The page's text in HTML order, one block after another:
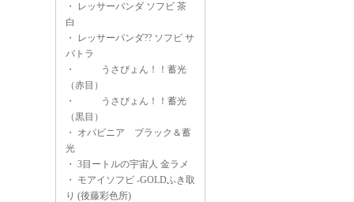
・
レッサーパンダ ソフビ 茶
白
・
レッサーパンダ?? ソフビ サ
バトラ
・
うさぴょん！！蓄光
（赤目）
・
うさぴょん！！蓄光
（黒目）
・ オパビニア ブラック＆蓄
光
・ 3目ートルの宇宙人 金ラメ
・ モアイソフビ -GOLDふき取
り (後藤彩色所)